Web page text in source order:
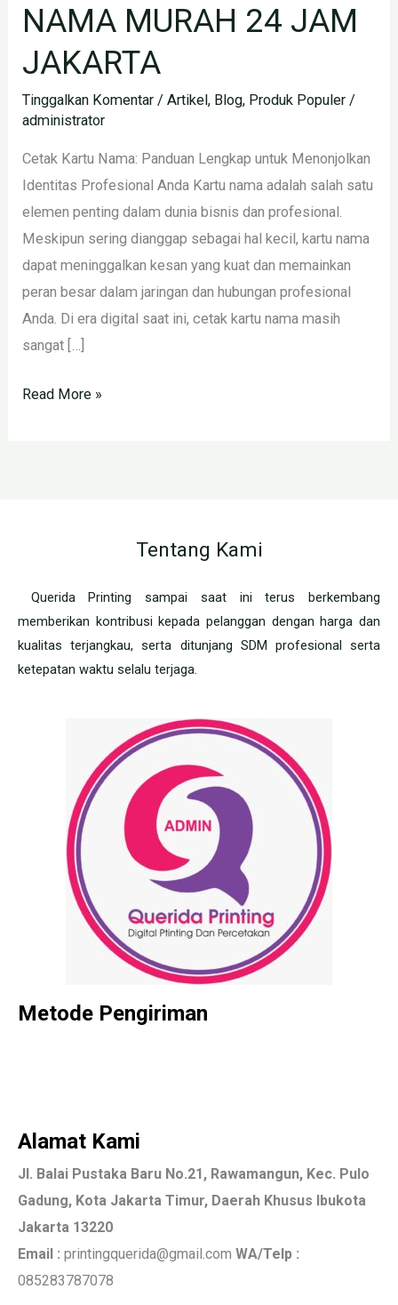
NAMA MURAH 24 JAM
JAKARTA
Tinggalkan Komentar /Artikel, Blog, Produk Populer /
administrator
Cetak Kartu Nama: Panduan Lengkap untuk Menonjolkan
Identitas Profesional Anda Kartu nama adalah salah satu
elemen penting dalam dunia bisnis dan profesional.
Meskipun sering dianggap sebagai hal kecil, kartu nama
dapat meninggalkan kesan yang kuat dan memainkan
peran besar dalam jaringan dan hubungan profesional
Anda. Di era digital saat ini, cetak kartu nama masih
sangat […]
Read More »
Tentang Kami
Querida Printing sampai saat ini terus berkembang
memberikan kontribusi kepada pelanggan dengan harga dan
kualitas terjangkau, serta ditunjang SDM profesional serta
ketepatan waktu selalu terjaga.
Metode Pengiriman
Alamat Kami
Jl. Balai Pustaka Baru No.21, Rawamangun, Kec. Pulo
Gadung, Kota Jakarta Timur, Daerah Khusus Ibukota
Jakarta 13220
Email : printingquerida@gmail.com WA/Telp :
085283787078